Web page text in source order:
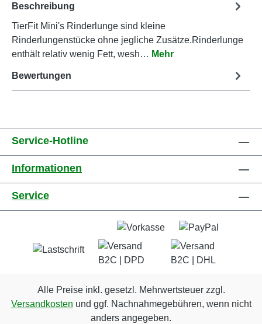
Beschreibung
TierFit Mini's Rinderlunge sind kleine
Rinderlungenstücke ohne jegliche Zusätze.Rinderlunge
enthält relativ wenig Fett, wesh… Mehr
Bewertungen
Service-Hotline
Informationen
Service
Alle Preise inkl. gesetzl. Mehrwertsteuer zzgl.
Versandkosten und ggf. Nachnahmegebühren, wenn nicht
anders angegeben.